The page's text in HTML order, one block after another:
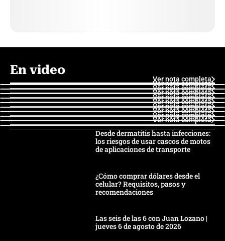
En video
Ver nota completa
Ver nota completa
Ver nota completa
Ver nota completa
Ver nota completa
Ver nota completa
Ver nota completa
Ver nota completa
Ver nota completa
Ver nota completa
Desde dermatitis hasta infecciones:
los riesgos de usar cascos de motos
de aplicaciones de transporte
¿Cómo comprar dólares desde el
celular? Requisitos, pasos y
recomendaciones
Las seis de las 6 con Juan Lozano |
jueves 6 de agosto de 2026